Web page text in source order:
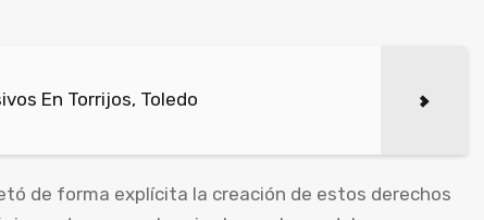
En Torrijos, Toledo
de forma explícita la creación de estos derechos